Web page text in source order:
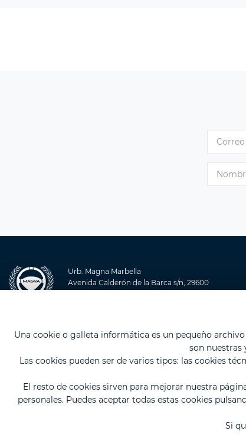
Urb. Magna Marbella
Avenida Calderón de la Barca s/n, 29600
Car Hotel6*
Una cookie o galleta informática es un pequeño
son nuestras
Las cookies pueden ser de varios tipos: las cookies
El resto de cookies sirven para mejorar nuestra
personales. Puedes aceptar todas estas cookies
Si